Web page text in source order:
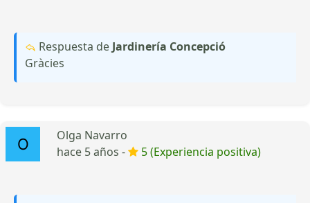
Respuesta de Jardinería Concepció
Gràcies
Olga Navarro
hace 5 años -
5 (Experiencia positiva)